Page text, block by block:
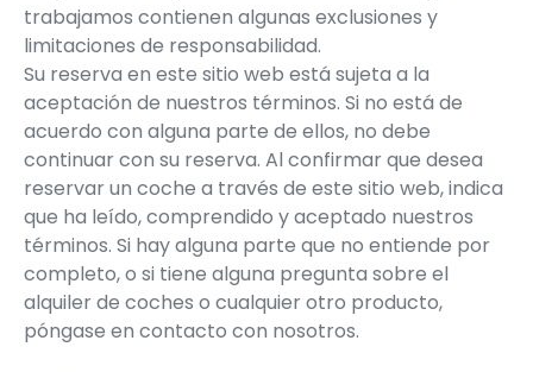
trabajamos contienen algunas exclusiones y
limitaciones de responsabilidad.
Su reserva en este sitio web está sujeta a la
aceptación de nuestros términos. Si no está de
acuerdo con alguna parte de ellos, no debe
continuar con su reserva. Al confirmar que desea
reservar un coche a través de este sitio web, indica
que ha leído, comprendido y aceptado nuestros
términos. Si hay alguna parte que no entiende por
completo, o si tiene alguna pregunta sobre el
alquiler de coches o cualquier otro producto,
póngase en contacto con nosotros.